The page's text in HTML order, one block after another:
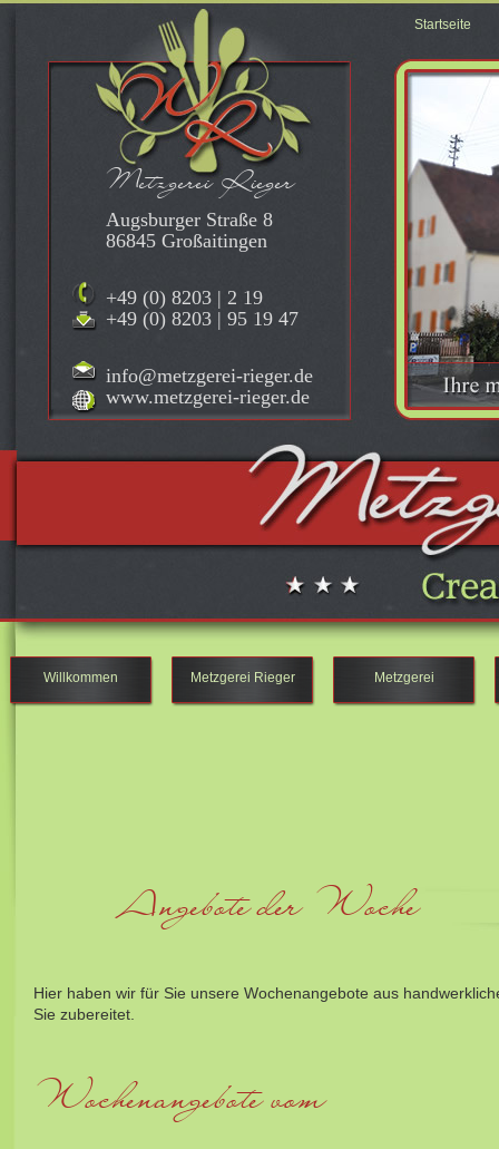
Startseite
Willkommen Metzgerei Rieger Metzgerei
Metzgerei Rieger
Augsburger Straße 8
86845 Großaitingen
+49 (0) 8203 | 2 19
+49 (0) 8203 | 95 19 47
info@metzgerei-rieger.de
www.metzgerei-rieger.de
Angebote der Woche
Hier haben wir für Sie unsere Wochenangebote aus
Sie zubereitet.
Wochenangebote vom